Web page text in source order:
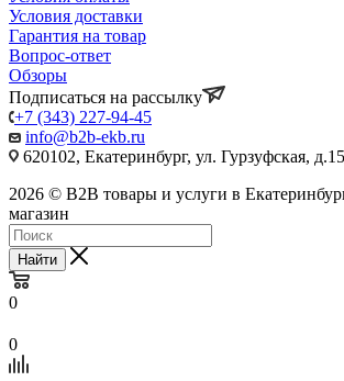
Условия доставки
Гарантия на товар
Вопрос-ответ
Обзоры
Подписаться на рассылку
+7 (343) 227-94-45
info@b2b-ekb.ru
620102, Екатеринбург, ул. Гурзуфская, д.15
2026 © B2B товары и услуги в
магазин
Найти
0
0